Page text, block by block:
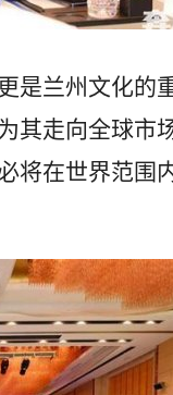
是兰州文化的
其走向全球市
将在世界范围